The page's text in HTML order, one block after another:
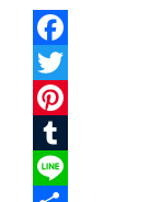
Facebook
Twitter
Pinterest
Tumblr